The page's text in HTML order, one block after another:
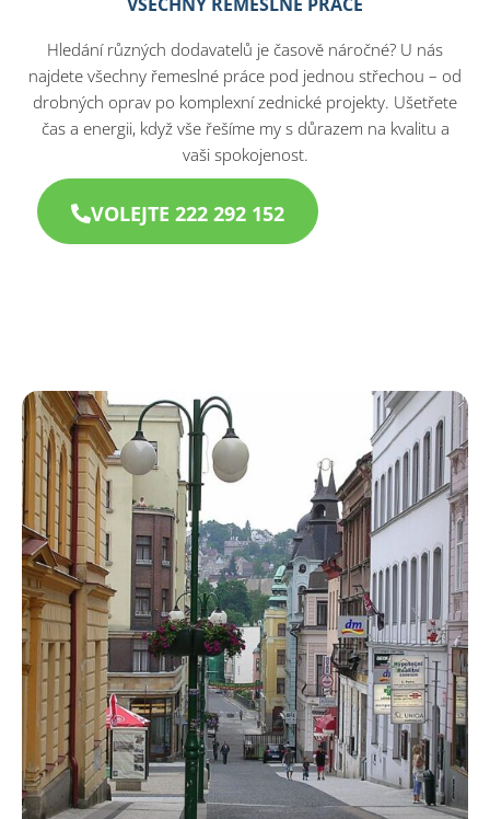
Hledání různých dodavatelů je časově náročné? U nás
najdete všechny řemeslné práce pod jednou střechou – od
drobných oprav po komplexní zednické projekty. Ušetřete
čas a energii, když vše řešíme my s důrazem na kvalitu a
vaši spokojenost.
VOLEJTE 222 292 152